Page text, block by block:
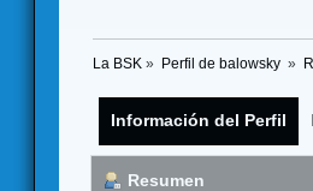
La BSK » Perfil de balowsky »
Información del Perfil
Resumen